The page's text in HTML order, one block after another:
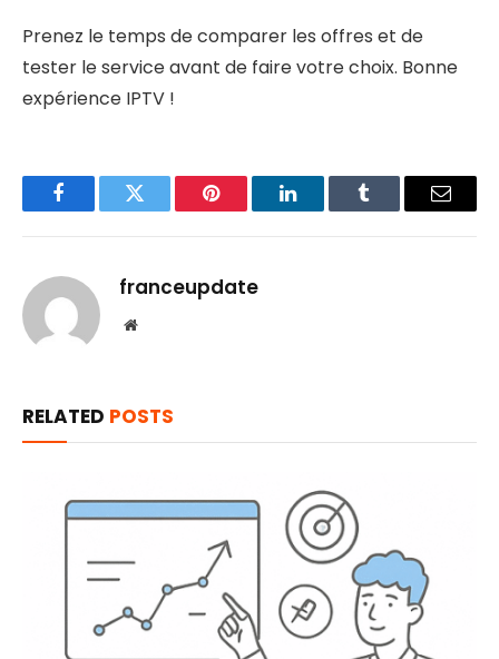
Prenez le temps de comparer les offres et de
tester le service avant de faire votre choix. Bonne
expérience IPTV !
FacebookTwitter Pinterest LinkedInTumblr Email
franceupdate
Website
RELATED POSTS